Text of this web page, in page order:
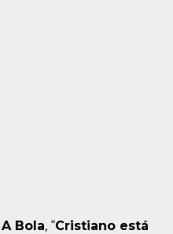
A Bola, “Cristiano está